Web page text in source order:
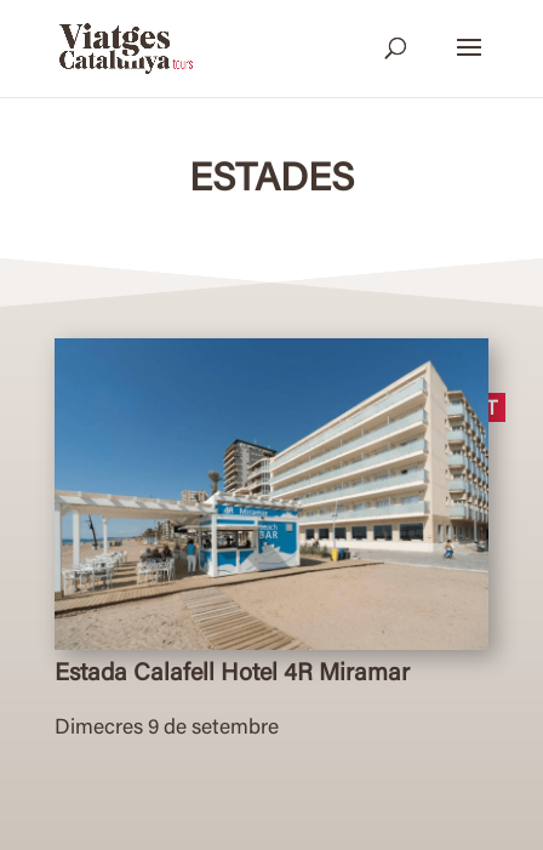
ESTADES
COMPLET
Estada Calafell Hotel 4R Miramar
Dimecres 9 de setembre